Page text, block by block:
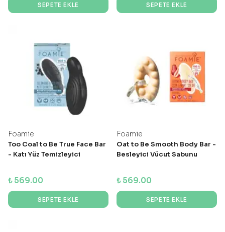
SEPETE EKLE SEPETE EKLE
Foamie
Too Coal to Be True Face Bar
- Katı Yüz Temizleyici
₺ 569.00
SEPETE EKLE
Foamie
Oat to Be Smooth Body Bar -
Besleyici Vücut Sabunu
₺ 569.00
SEPETE EKLE